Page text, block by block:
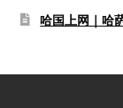
哈国上网｜哈